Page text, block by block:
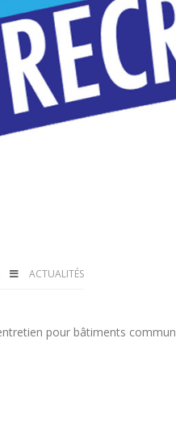
ACTUALITÉS
pour bâtiments